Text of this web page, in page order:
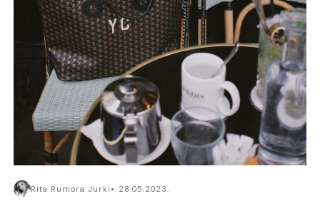
Rita Rumora Jurki 28.05.2023.